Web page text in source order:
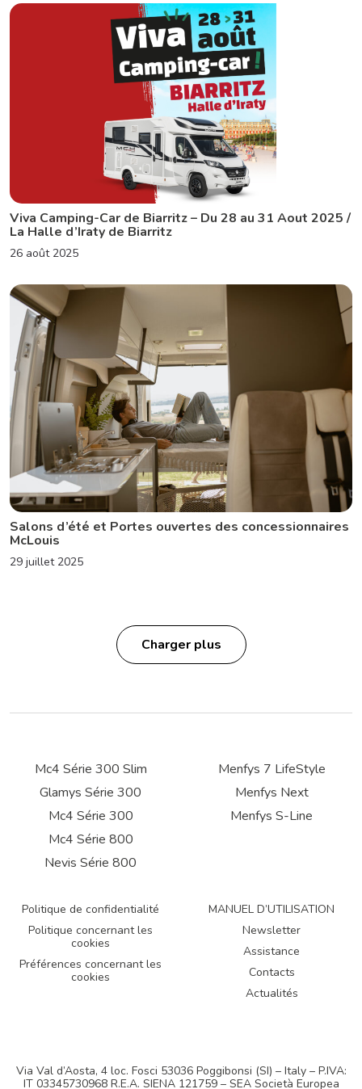
Viva Camping-Car de Biarritz – Du 28 au 31 Aout 2025 /
La Halle d’Iraty de Biarritz
26 août 2025
Salons d’été et Portes ouvertes des concessionnaires
McLouis
29 juillet 2025
Charger plus
Mc4 Série 300 Slim
Glamys Série 300
Mc4 Série 300
Mc4 Série 800
Nevis Série 800
Menfys 7 LifeStyle
Menfys Next
Menfys S-Line
Politique de confidentialité
Politique concernant les
cookies
Préférences concernant les
cookies
MANUEL D’UTILISATION
Newsletter
Assistance
Contacts
Actualités
Via Val d’Aosta, 4 loc. Fosci 53036 Poggibonsi (SI) – Italy – P.IVA:
IT 03345730968 R.E.A. SIENA 121759 – SEA Società Europea